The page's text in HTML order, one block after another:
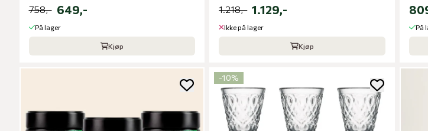
758,- 649,-
På lager
Kjøp
1.218,- 1.129,-
Ikke på lager
Kjøp
På
-10%